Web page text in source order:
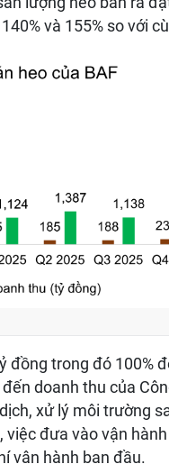
và 155% so với
đồng trong đó 100%
doanh thu của
xử lý môi trường
đưa vào vận
vận hành ban đầu.